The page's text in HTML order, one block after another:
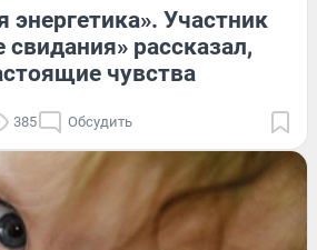
энергетика». Участник
рассказал,
чувства
385 Обсудить